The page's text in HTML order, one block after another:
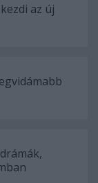
az új